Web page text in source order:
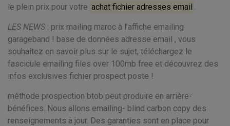
le plein prix pour votre achat fichier adresses email .
LES NEWS : prix mailing maroc à l’affiche emailing
garageband ! base de données adresse email , vous
souhaitez en savoir plus sur le sujet, téléchargez le
fascicule emailing files over 100mb free et découvrez des
infos exclusives fichier prospect poste !
méthode prospection btob peut produire en arrière-
bénéfices. Nous allons emailing- blind carbon copy des
renseignements à jour. Des garanties sont en place pour